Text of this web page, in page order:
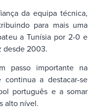
da equipa técnica,
para mais uma
a Tunísia por 2-0 e
desde 2003.
passo importante na
continua a destacar-se
português e a somar
alto nível.